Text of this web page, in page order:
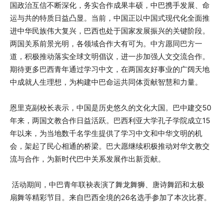
国政治互信不断深化，务实合作成果丰硕，中巴携手发展、命
运与共的特质日益凸显。当前，中国正以中国式现代化全面推
进中华民族伟大复兴，巴西也处于国家发展振兴的关键阶段。
两国关系前景光明，各领域合作大有可为。中方愿同巴方一
道，积极推动落实全球文明倡议，进一步加强人文交流合作。
期待更多巴西青年通过学习中文，在两国友好事业的广阔天地
中成就人生理想，为构建中巴命运共同体贡献智慧和力量。
恩里克副校长表示，中国是历史悠久的文化大国。巴中建交50
年来，两国文教合作日益活跃。巴西利亚大学孔子学院成立15
年以来，为当地数千名学生提供了学习中文和中华文明的机
会，架起了民心相通的桥梁。巴大愿继续积极推动对华文教交
流与合作，为新时代巴中关系发展作出新贡献。
活动期间，中巴青年联袂表演了舞龙舞狮、唐诗舞蹈和太极
扇舞等精彩节目。来自巴西全境的26名选手参加了本次比赛。